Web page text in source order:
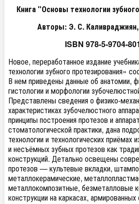
Книга "Основы технологии
Авторы: Э. С. Каливраджиян,
ISBN 978-5-9704-
Новое, переработанное издание
технологии зубного протезирования»
В нем приведены данные об анатомии,
гистологии и морфологии
Представлены сведения о физико-
характеристиках зубочелюстного
принципы построения протезов и
стоматологической практики, дана
технологии и технологических приёмах
и несъёмных зубных протезов как
конструкций. Детально освещены
протезов — культевые вкладки,
металлокерамические,
металлокомпозитные, безметалловые
конструкции на каркасах,